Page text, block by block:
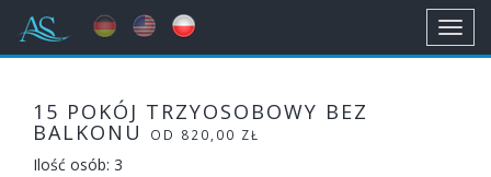
15 POKÓJ TRZYOSOBOWY BEZ
BALKONU OD 820,00 ZŁ
Ilość osób: 3